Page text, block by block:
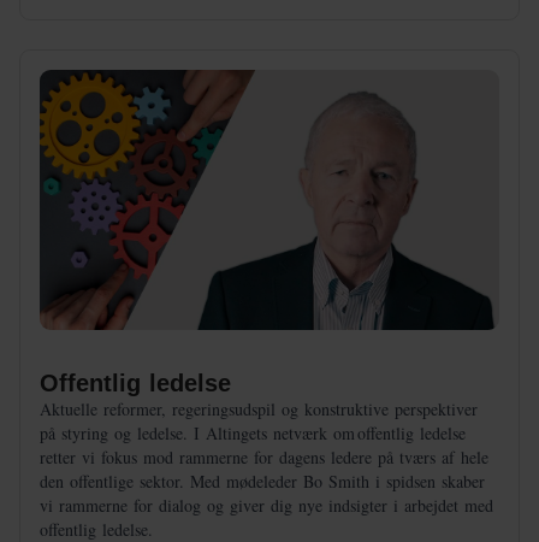
Offentlig ledelse
Aktuelle reformer, regeringsudspil og konstruktive perspektiver
på styring og ledelse. I Altingets netværk om offentlig ledelse
retter vi fokus mod rammerne for dagens ledere på tværs af hele
den offentlige sektor. Med mødeleder Bo Smith i spidsen skaber
vi rammerne for dialog og giver dig nye indsigter i arbejdet med
offentlig ledelse.